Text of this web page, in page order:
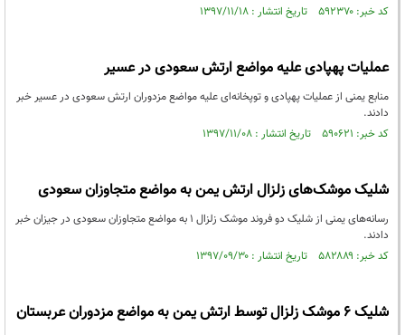
کد خبر: ۵۹۲۳۷۰ تاریخ انتشار : ۱۳۹۷/۱۱/۱۸
عملیات پهپادی علیه مواضع ارتش سعودی در عسیر
منابع یمنی از عملیات پهپادی و توپخانه‌ای علیه مواضع مزدوران ارتش سعودی در عسیر خبر
دادند.
کد خبر: ۵۹۰۶۲۱ تاریخ انتشار : ۱۳۹۷/۱۱/۰۸
شلیک موشک‌های زلزال ارتش یمن به مواضع متجاوزان سعودی
رسانه‌های یمنی از شلیک دو فروند موشک زلزال ۱ به مواضع متجاوزان سعودی در جیزان خبر
دادند.
کد خبر: ۵۸۲۸۸۹ تاریخ انتشار : ۱۳۹۷/۰۹/۳۰
شلیک ۶ موشک زلزال توسط ارتش یمن به مواضع مزدوران عربستان